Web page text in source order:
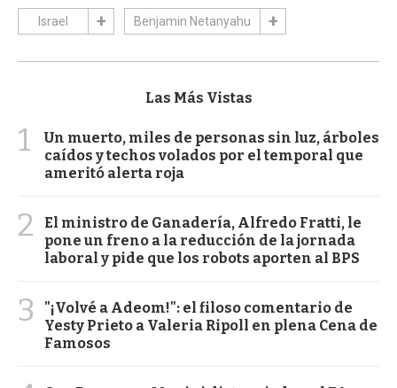
Israel Benjamin Netanyahu
Las Más Vistas
1
Un muerto, miles de personas sin luz, árboles
caídos y techos volados por el temporal que
ameritó alerta roja
2
El ministro de Ganadería, Alfredo Fratti, le
pone un freno a la reducción de la jornada
laboral y pide que los robots aporten al BPS
3
"¡Volvé a Adeom!": el filoso comentario de
Yesty Prieto a Valeria Ripoll en plena Cena de
Famosos